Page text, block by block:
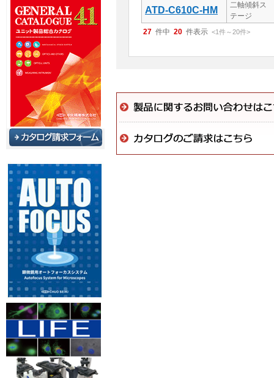
ATD-C610C-HM
二軸傾斜ス
テージ
27 件中 20 件表示 <1件～20件>